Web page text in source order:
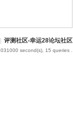
评测社区-幸运28论坛社区
second(s), 15 queries .